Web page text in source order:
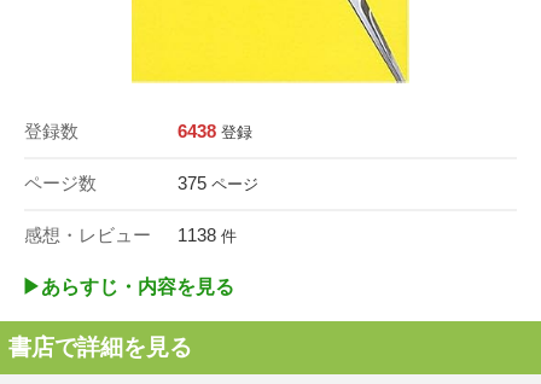
登録数 6438 登録
ページ数 375 ページ
感想・レビュー 1138 件
▶︎あらすじ・内容を見る
書店で詳細を見る